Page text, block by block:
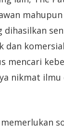
dihasilkan
dan
mencari
nikmat